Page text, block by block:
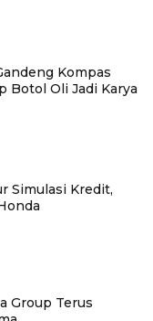
Kompas
Botol Oli Jadi Karya
Simulasi Kredit,
Group Terus